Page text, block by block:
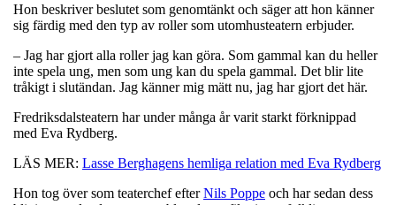
Hon beskriver beslutet som genomtänkt och säger att hon känner
sig färdig med den typ av roller som utomhusteatern erbjuder.
– Jag har gjort alla roller jag kan göra. Som gammal kan du heller
inte spela ung, men som ung kan du spela gammal. Det blir lite
tråkigt i slutändan. Jag känner mig mätt nu, jag har gjort det här.
Fredriksdalsteatern har under många år varit starkt förknippad
med Eva Rydberg.
LÄS MER: Lasse Berghagens hemliga relation med Eva Rydberg
Hon tog över som teaterchef efterNils Poppe och har sedan dess